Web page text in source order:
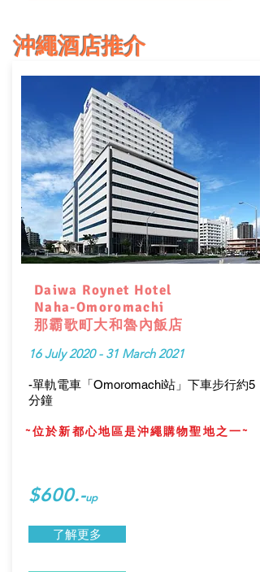
沖繩酒店推介
Daiwa Roynet Hotel
Naha-Omoromachi
那霸歌町大和魯內飯店
16 July 2020 - 31 March 2021
-單軌電車「Omoromachi站」下車步行約5
分鐘
~位於新都心地區是沖繩購物聖地之一~
$600.-up
了解更多